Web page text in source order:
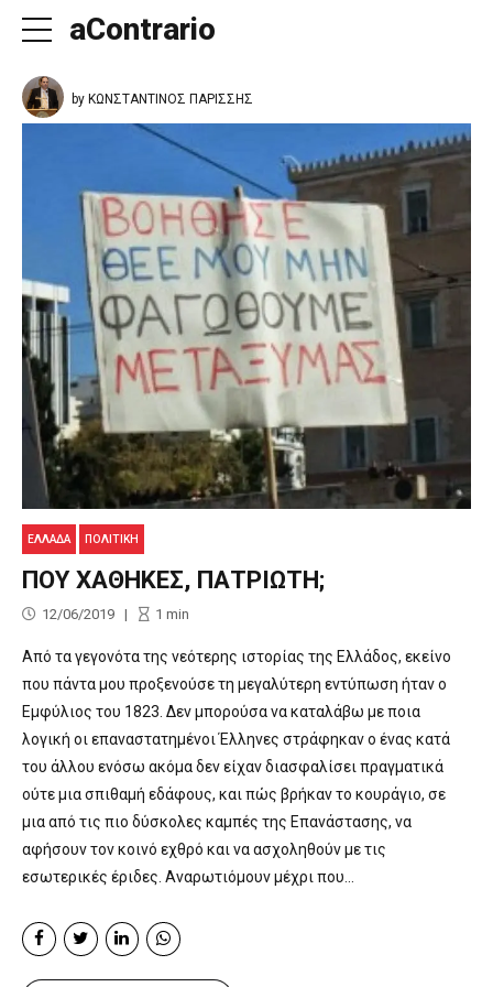
aContrario
by ΚΩΝΣΤΑΝΤΙΝΟΣ ΠΑΡΙΣΣΗΣ
ΕΛΛΑΔΑ ΠΟΛΙΤΙΚΉ
ΠΟΥ ΧΑΘΗΚΕΣ, ΠΑΤΡΙΩΤΗ;
12/06/2019 1 min
Από τα γεγονότα της νεότερης ιστορίας της Ελλάδος, εκείνο
που πάντα μου προξενούσε τη μεγαλύτερη εντύπωση ήταν ο
Εμφύλιος του 1823. Δεν μπορούσα να καταλάβω με ποια
λογική οι επαναστατημένοι Έλληνες στράφηκαν ο ένας κατά
του άλλου ενόσω ακόμα δεν είχαν διασφαλίσει πραγματικά
ούτε μια σπιθαμή εδάφους, και πώς βρήκαν το κουράγιο, σε
μια από τις πιο δύσκολες καμπές της Επανάστασης, να
αφήσουν τον κοινό εχθρό και να ασχοληθούν με τις
εσωτερικές έριδες. Αναρωτιόμουν μέχρι που...